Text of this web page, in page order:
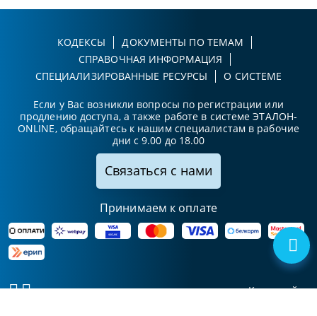
КОДЕКСЫ
ДОКУМЕНТЫ ПО ТЕМАМ
СПРАВОЧНАЯ ИНФОРМАЦИЯ
СПЕЦИАЛИЗИРОВАННЫЕ РЕСУРСЫ
О СИСТЕМЕ
Если у Вас возникли вопросы по регистрации или
продлению доступа, а также работе в системе ЭТАЛОН-
ONLINE, обращайтесь к нашим специалистам в рабочие
дни с 9.00 до 18.00
Связаться с нами
Принимаем к оплате
Карта сайта